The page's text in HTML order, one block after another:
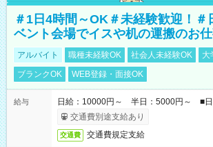
＃1日4時間～OK＃未経験歓迎！＃
ベント会場でイスや机の運搬のお
アルバイト 職種未経験OK 社会人未経験OK
大
ブランクOK
WEB登録・面接OK
給与
日給：10000円～ 半日：5000円～ ■日
交通費別途支給あり
交通費 交通費規定支給